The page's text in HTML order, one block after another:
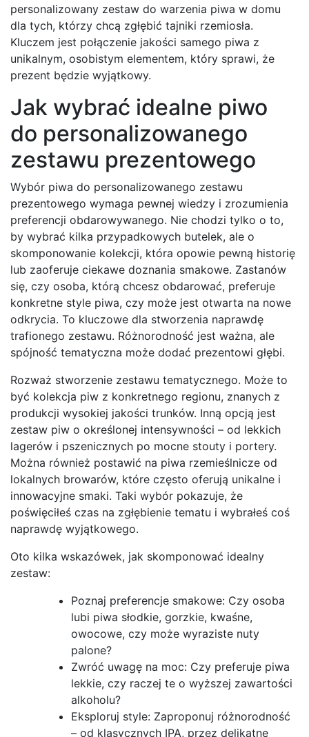
personalizowany zestaw do warzenia piwa w domu
dla tych, którzy chcą zgłębić tajniki rzemiosła.
Kluczem jest połączenie jakości samego piwa z
unikalnym, osobistym elementem, który sprawi, że
prezent będzie wyjątkowy.
Jak wybrać idealne piwo
do personalizowanego
zestawu prezentowego
Wybór piwa do personalizowanego zestawu
prezentowego wymaga pewnej wiedzy i zrozumienia
preferencji obdarowywanego. Nie chodzi tylko o to,
by wybrać kilka przypadkowych butelek, ale o
skomponowanie kolekcji, która opowie pewną historię
lub zaoferuje ciekawe doznania smakowe. Zastanów
się, czy osoba, którą chcesz obdarować, preferuje
konkretne style piwa, czy może jest otwarta na nowe
odkrycia. To kluczowe dla stworzenia naprawdę
trafionego zestawu. Różnorodność jest ważna, ale
spójność tematyczna może dodać prezentowi głębi.
Rozważ stworzenie zestawu tematycznego. Może to
być kolekcja piw z konkretnego regionu, znanych z
produkcji wysokiej jakości trunków. Inną opcją jest
zestaw piw o określonej intensywności – od lekkich
lagerów i pszenicznych po mocne stouty i portery.
Można również postawić na piwa rzemieślnicze od
lokalnych browarów, które często oferują unikalne i
innowacyjne smaki. Taki wybór pokazuje, że
poświęciłeś czas na zgłębienie tematu i wybrałeś coś
naprawdę wyjątkowego.
Oto kilka wskazówek, jak skomponować idealny
zestaw:
Poznaj preferencje smakowe: Czy osoba
lubi piwa słodkie, gorzkie, kwaśne,
owocowe, czy może wyraziste nuty
palone?
Zwróć uwagę na moc: Czy preferuje piwa
lekkie, czy raczej te o wyższej zawartości
alkoholu?
Eksploruj style: Zaproponuj różnorodność
– od klasycznych IPA, przez delikatne